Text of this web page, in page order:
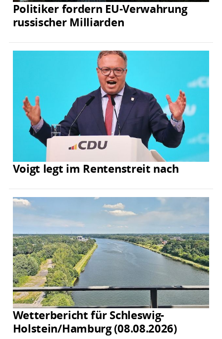
Politiker fordern EU-Verwahrung
russischer Milliarden
Voigt legt im Rentenstreit nach
Wetterbericht für Schleswig-
Holstein/Hamburg (08.08.2026)